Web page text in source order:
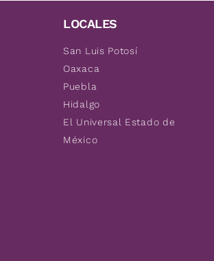
LOCALES
San Luis Potosí
Oaxaca
Puebla
Hidalgo
El Universal Estado de
México